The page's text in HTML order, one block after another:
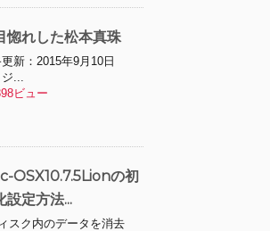
惚れした松本真珠
新：2015年9月10日
...
ビュー
OSX10.7.5Lionの初
設定方法...
スク内のデータを消去